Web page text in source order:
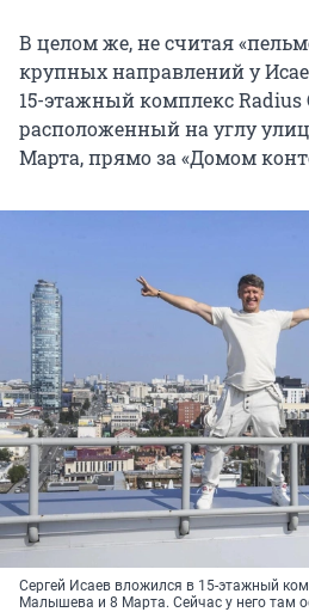
В целом же, не считая
крупных направлений у
15-этажный комплекс Radius
расположенный на углу
Марта, прямо за «Домом
Сергей Исаев вложился в 15-этажный
Малышева и 8 Марта. Сейчас у него там